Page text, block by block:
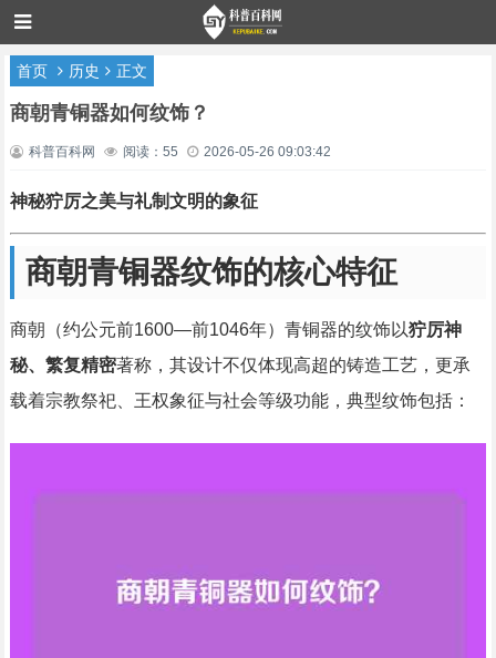
首页 历史 正文
商朝青铜器如何纹饰？
科普百科网 阅读：55 2026-05-26 09:03:42
神秘狞厉之美与礼制文明的象征
商朝青铜器纹饰的核心特征
商朝（约公元前1600—前1046年）青铜器的纹饰以狞厉神
秘、繁复精密著称，其设计不仅体现高超的铸造工艺，更承
载着宗教祭祀、王权象征与社会等级功能，典型纹饰包括：